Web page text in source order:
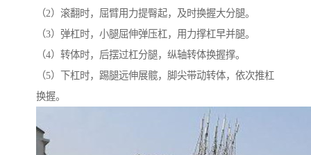
（2）滚翻时，屈臂用力提臀起，及时换握大分腿。
（3）弹杠时，小腿屈伸弹压杠，用力撑杠早并腿。
（4）转体时，后摆过杠分腿，纵轴转体换握撑。
（5）下杠时，踢腿远伸展髋，脚尖带动转体，依次推杠
换握。